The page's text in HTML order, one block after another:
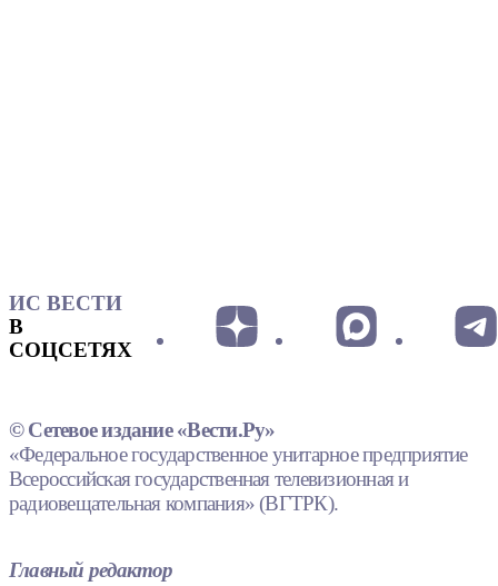
ИС ВЕСТИ
В
СОЦСЕТЯХ
© Сетевое издание «Вести.Ру»
«Федеральное государственное унитарное предприятие
Всероссийская государственная телевизионная и
радиовещательная компания» (ВГТРК).
Главный редактор